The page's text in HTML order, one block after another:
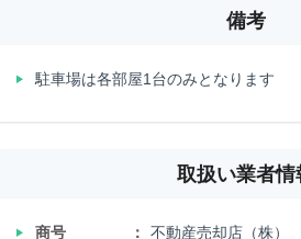
備考
‣ 駐車場は各部屋1台のみとなります
取扱い業者情
‣ 商号 不動産売却店（株）